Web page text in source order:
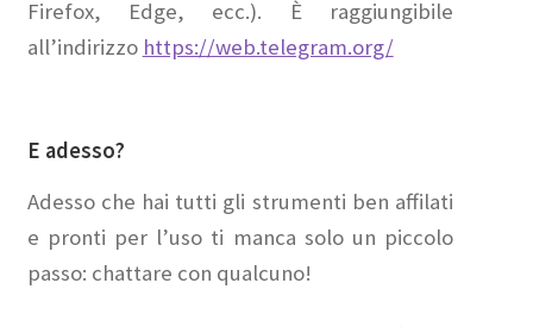
Firefox, Edge, ecc.). È raggiungibile
all’indirizzo https://web.telegram.org/
E adesso?
Adesso che hai tutti gli strumenti ben affilati
e pronti per l’uso ti manca solo un piccolo
passo: chattare con qualcuno!